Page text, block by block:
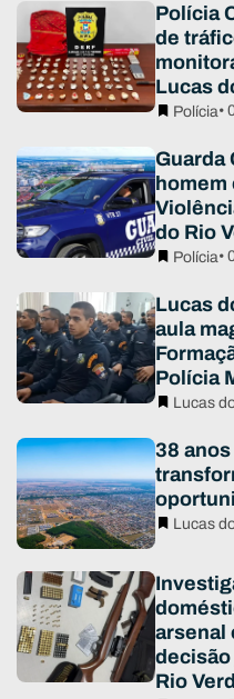
Polícia
de
Lucas
Polícia•
Guarda
homem
do Rio
Polícia•
Lucas
aula
Polícia
Lucas
38
Lucas
arsenal
Rio